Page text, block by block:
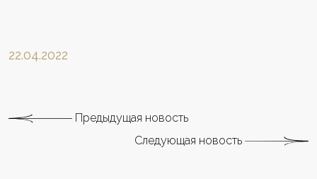
22.04.2022
Предыдущая новость
Следующая новость